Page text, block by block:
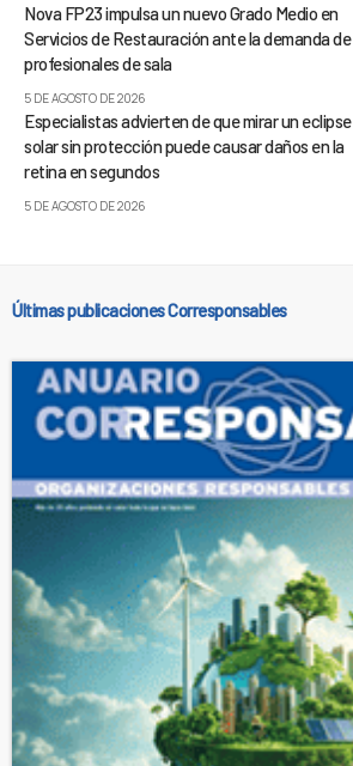
Nova FP23 impulsa un nuevo Grado Medio en
Servicios de Restauración ante la demanda de
profesionales de sala
5 DE AGOSTO DE 2026
Especialistas advierten de que mirar un eclipse
solar sin protección puede causar daños en la
retina en segundos
5 DE AGOSTO DE 2026
Últimas publicaciones Corresponsables